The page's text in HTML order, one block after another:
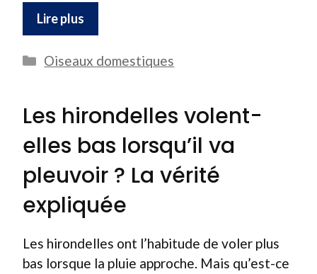
Lire plus
Catégories
Oiseaux domestiques
Les hirondelles volent-
elles bas lorsqu’il va
pleuvoir ? La vérité
expliquée
Les hirondelles ont l’habitude de voler plus
bas lorsque la pluie approche. Mais qu’est-ce